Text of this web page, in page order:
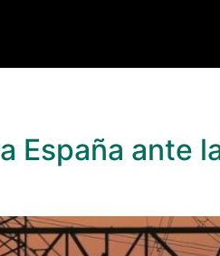
España ante